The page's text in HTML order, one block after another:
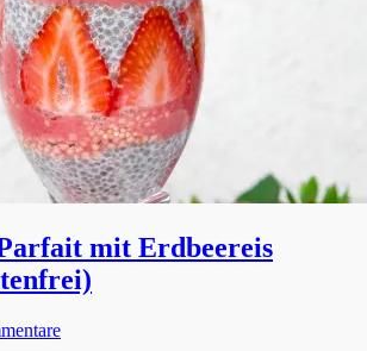
mit Erdbeereis